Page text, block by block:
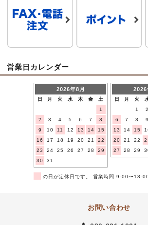
営業日カレンダー
2026年8月
日 月 火 水 木 金
土
1
2
3 4 5 6 7
8
9
10 11 12 13 14
15
16
17 18 19 20 21
22
23
24 25 26 27 28
29
30
31
2026
日 月 火
1
2
6
7 8 9
13
14 15
20
21 22
27
28 29
の日が定休日です。 営業時間 9:00〜
お問い合わせ